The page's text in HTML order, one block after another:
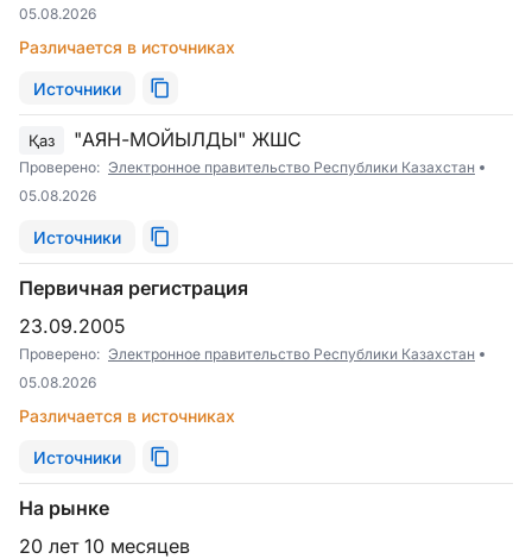
05.08.2026
Различается в источниках
Источники
Қаз "АЯН-МОЙЫЛДЫ" ЖШС
Проверено: Электронное правительство Республики Казахстан
05.08.2026
Источники
Первичная регистрация
23.09.2005
Проверено: Электронное правительство Республики Казахстан
05.08.2026
Различается в источниках
Источники
На рынке
20 лет 10 месяцев